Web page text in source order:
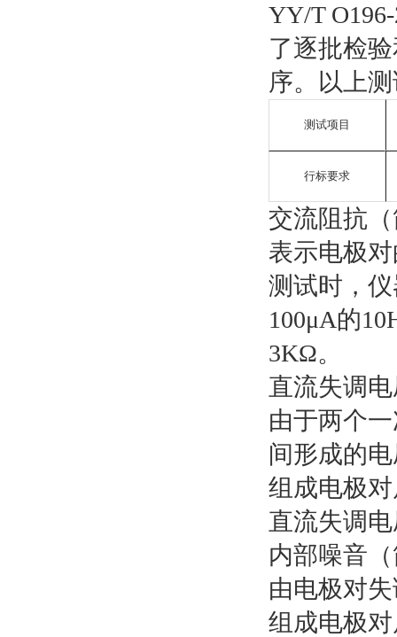
YY/T
了逐批检
序。以上
测试项目
行标要求
交流阻抗
表示电极
测试时，
100μA的
3KΩ。
直流失调
由于两个
间形成的
组成电极
直流失调
内部噪音
由电极对
组成电极